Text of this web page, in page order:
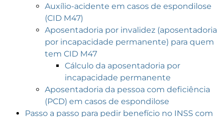
Auxílio-acidente em casos de espondilose
(CID M47)
Aposentadoria por invalidez (aposentadoria
por incapacidade permanente) para quem
tem CID M47
Cálculo da aposentadoria por
incapacidade permanente
Aposentadoria da pessoa com deficiência
(PCD) em casos de espondilose
Passo a passo para pedir benefício no INSS com